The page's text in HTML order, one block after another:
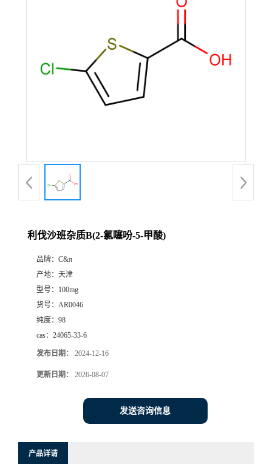
利伐沙班杂质B(2-氯噻吩-5-甲酸)
品牌： C&π
产地： 天津
型号： 100mg
货号： AR0046
纯度： 98
cas： 24065-33-6
发布日期： 2024-12-16
更新日期： 2026-08-07
发送咨询信息
产品详请